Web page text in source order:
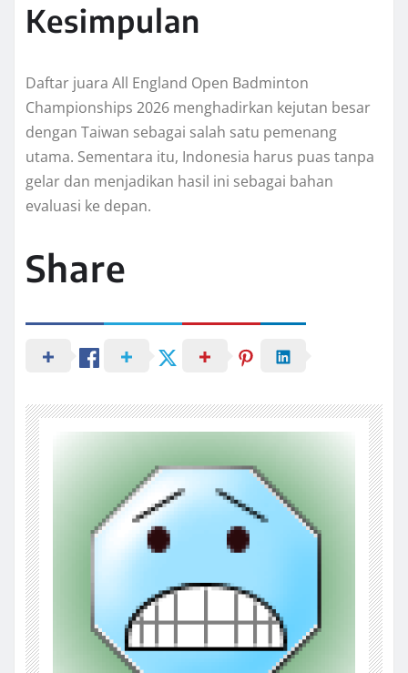
Kesimpulan
Daftar juara All England Open Badminton
Championships 2026 menghadirkan kejutan besar
dengan Taiwan sebagai salah satu pemenang
utama. Sementara itu, Indonesia harus puas tanpa
gelar dan menjadikan hasil ini sebagai bahan
evaluasi ke depan.
Share